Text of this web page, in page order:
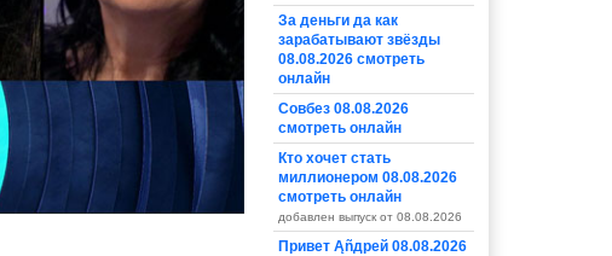
За деньги да как
зарабатывают звёзды
08.08.2026 смотреть
онлайн
Совбез 08.08.2026
смотреть онлайн
Кто хочет стать
миллионером 08.08.2026
смотреть онлайн
добавлен выпуск от 08.08.2026
Привет Ąñдpей 08.08.2026